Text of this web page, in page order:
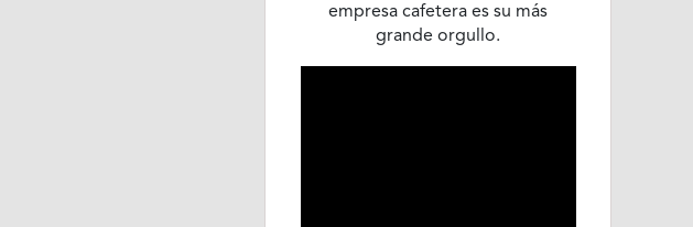
empresa cafetera es su más
grande orgullo.